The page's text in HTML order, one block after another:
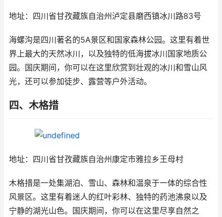
地址：四川省甘孜藏族自治州泸定县磨西镇冰川路83号
海螺沟是四川著名的5A景区和国家森林公园。这里有着世
界上最大的天然冰川，以及独特的低海拔冰川国家地质公
园。国庆期间，你可以在这里欣赏到壮观的冰川和雪山风
光，还可以参加徒步、露营等户外活动。
四、木格措
地址：四川省甘孜藏族自治州康定市雅拉乡王母村
木格措是一处集湖泊、雪山、森林和温泉于一体的综合性
风景区。这里有着迷人的红叶彩林、独特的药池沸泉以及
宁静的湖光山色。国庆期间，你可以在这里尽享自然之